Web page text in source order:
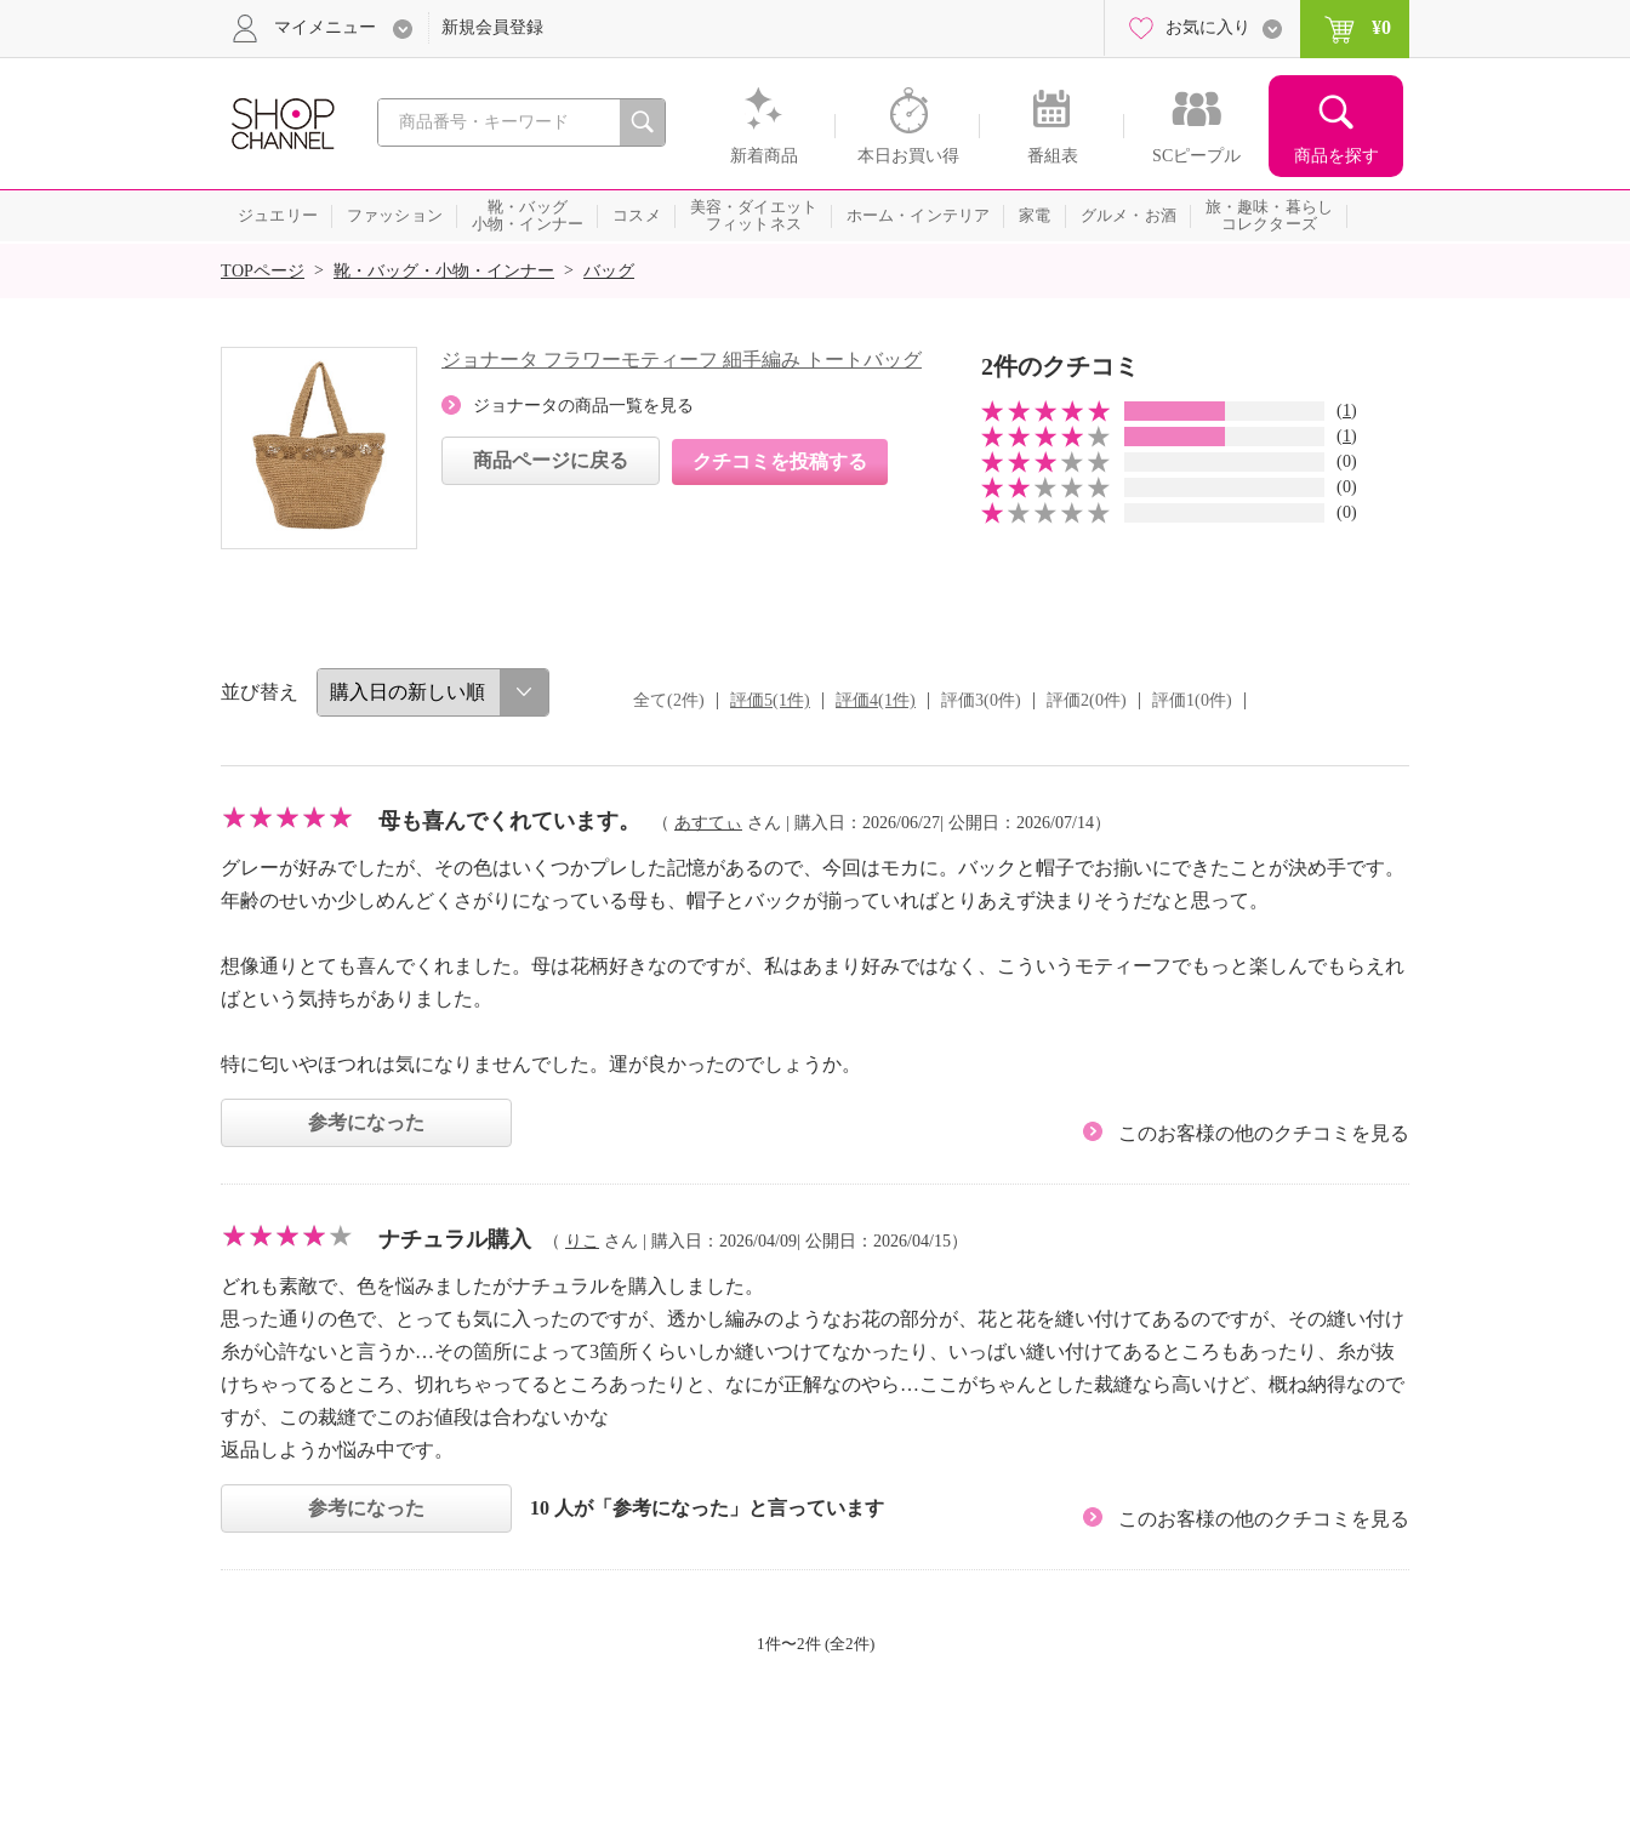
心おどる、瞬間を。通販・テレビショッピングのショップチャンネル
新着商品 本日お買い得 番組表 SCピープル 商品を探す
マイメニュー 新規会員登録 お気に入り ¥0
ジュエリー ファッション
靴・バッグ
小物・インナー
コスメ
美容・ダイエット
フィットネス
ホーム・インテリア 家電 グルメ・お酒
旅・趣味・暮らし
コレクターズ
SALE
TOPページ > 靴・バッグ・小物・インナー > バッグ
ジョナータ フラワーモティーフ 細手編み トートバッグ
ジョナータの商品一覧を見る
商品ページに戻る クチコミを投稿する
2件のクチコミ
(1 )
(1 )
(0)
(0)
(0)
並び替え 全て(2件) 評価5(1件) 評価4(1件) 評価3(0件) 評価2(0件) 評価1(0件)
母も喜んでくれています。 （ あすてぃ さん | 購入日：2026/06/27| 公開日：2026/07/14）
グレーが好みでしたが、その色はいくつかプレした記憶があるので、今回はモカに。バックと帽子でお揃いにできたことが決め手です。
年齢のせいか少しめんどくさがりになっている母も、帽子とバックが揃っていればとりあえず決まりそうだなと思って。
想像通りとても喜んでくれました。母は花柄好きなのですが、私はあまり好みではなく、こういうモティーフでもっと楽しんでもらえれ
ばという気持ちがありました。
特に匂いやほつれは気になりませんでした。運が良かったのでしょうか。
参考になった
このお客様の他のクチコミを見る
ナチュラル購入 （ りこ さん | 購入日：2026/04/09| 公開日：2026/04/15）
どれも素敵で、色を悩みましたがナチュラルを購入しました。
思った通りの色で、とっても気に入ったのですが、透かし編みのようなお花の部分が、花と花を縫い付けてあるのですが、その縫い付け
糸が心許ないと言うか…その箇所によって3箇所くらいしか縫いつけてなかったり、いっばい縫い付けてあるところもあったり、糸が抜
けちゃってるところ、切れちゃってるところあったりと、なにが正解なのやら…ここがちゃんとした裁縫なら高いけど、概ね納得なので
すが、この裁縫でこのお値段は合わないかな
返品しようか悩み中です。
参考になった 10 人が「参考になった」と言っています
このお客様の他のクチコミを見る
1件〜2件 (全2件)